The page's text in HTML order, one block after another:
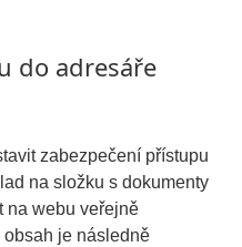
do adresáře
zabezpečení přístupu
na složku s dokumenty
na webu veřejně
je následně